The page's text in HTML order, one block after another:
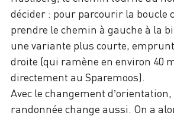
décider : pour parcourir la boucle
prendre le chemin à gauche à la
une variante plus courte,
droite (qui ramène en environ 40
directement au Sparemoos).
Avec le changement
randonnée change aussi. On a